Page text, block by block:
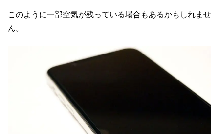
このように一部空気が残っている場合もあるかもしれませ
ん。